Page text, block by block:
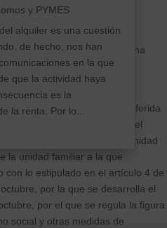
la vivienda habitual del
esté a nombre de la
solicitarse para la persona
titularidad del contrato de
de consumidor vulnerable referida
necesaria que la renta del
de formar parte de una unidad
la unidad familiar a la que
con lo estipulado en el artículo 4 de
por la que se desarrolla el
por el que se regula la figura
social y otras medidas de
y PYMES
alquiler es una cuestión
de hecho, nos han
en la que
que la actividad haya
es la
la renta. Por lo...